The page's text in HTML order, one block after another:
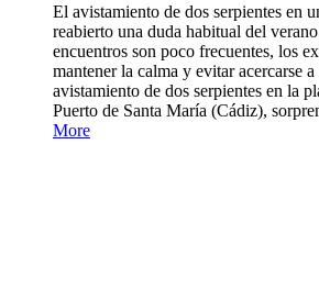
El avistamiento de dos serpientes en
reabierto una duda habitual del
encuentros son poco frecuentes, los
mantener la calma y evitar acercarse
avistamiento de dos serpientes en la
Puerto de Santa María (Cádiz),
More